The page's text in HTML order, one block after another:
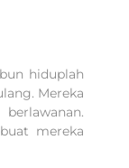
hiduplah
Mereka
mereka